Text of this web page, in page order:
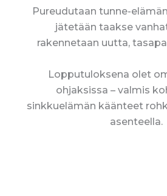
Pureudutaan tunne-
jätetään taakse
rakennetaan uutta,
Lopputuloksena olet
ohjaksissa – valmis
sinkkuelämän käänteet
asenteella.